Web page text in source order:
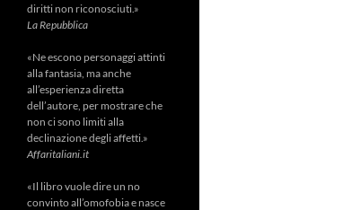
diritti non riconosciuti.»
La Repubblica
«Ne escono personaggi attinti
alla fantasia, ma anche
all’esperienza diretta
dell’autore, per mostrare che
non ci sono limiti alla
declinazione degli affetti.»
Affaritaliani.it
«Il libro vuole dire un no
convinto all’omofobia e nasce